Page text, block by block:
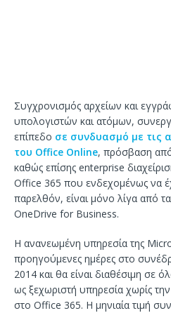
Συγχρονισμός αρχείων και
υπολογιστών και ατόμων,
επίπεδο σε συνδυασμό με τις
του Office Online, πρόσβαση
καθώς επίσης enterprise
Office 365 που ενδεχομένως να
παρελθόν, είναι μόνο λίγα από
OneDrive for Business.
Η ανανεωμένη υπηρεσία της
προηγούμενες ημέρες στο
2014 και θα είναι διαθέσιμη σε
ως ξεχωριστή υπηρεσία χωρίς
στο Office 365. Η μηνιαία τιμή